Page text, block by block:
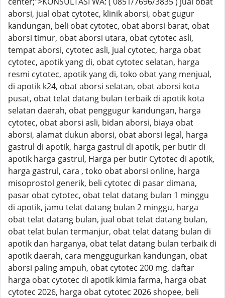
aborsi, jual obat cytotec, klinik aborsi, obat gugur
kandungan, beli obat cytotec, obat aborsi barat, obat
aborsi timur, obat aborsi utara, obat cytotec asli,
tempat aborsi, cytotec asli, jual cytotec, harga obat
cytotec, apotik yang di, obat cytotec selatan, harga
resmi cytotec, apotik yang di, toko obat yang menjual,
di apotik k24, obat aborsi selatan, obat aborsi kota
pusat, obat telat datang bulan terbaik di apotik kota
selatan daerah, obat penggugur kandungan, harga
cytotec, obat aborsi asli, bidan aborsi, biaya obat
aborsi, alamat dukun aborsi, obat aborsi legal, harga
gastrul di apotik, harga gastrul di apotik, per butir di
apotik harga gastrul, Harga per butir Cytotec di apotik,
harga gastrul, cara , toko obat aborsi online, harga
misoprostol generik, beli cytotec di pasar dimana,
pasar obat cytotec, obat telat datang bulan 1 minggu
di apotik, jamu telat datang bulan 2 minggu, harga
obat telat datang bulan, jual obat telat datang bulan,
obat telat bulan termanjur, obat telat datang bulan di
apotik dan harganya, obat telat datang bulan terbaik di
apotik daerah, cara menggugurkan kandungan, obat
aborsi paling ampuh, obat cytotec 200 mg, daftar
harga obat cytotec di apotik kimia farma, harga obat
cytotec 2026, harga obat cytotec 2026 shopee, beli